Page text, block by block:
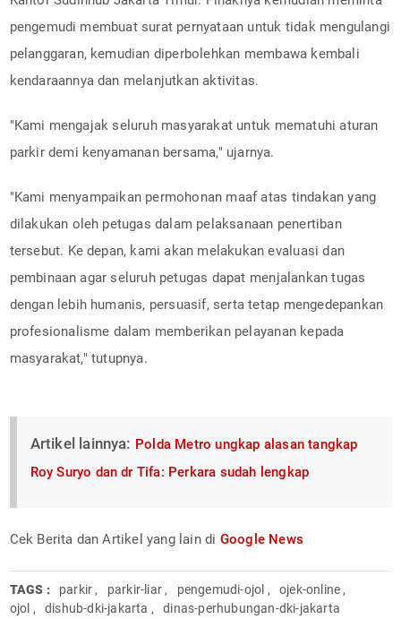
pengemudi membuat surat pernyataan untuk tidak mengulangi
pelanggaran, kemudian diperbolehkan membawa kembali
kendaraannya dan melanjutkan aktivitas.
"Kami mengajak seluruh masyarakat untuk mematuhi aturan
parkir demi kenyamanan bersama," ujarnya.
"Kami menyampaikan permohonan maaf atas tindakan yang
dilakukan oleh petugas dalam pelaksanaan penertiban
tersebut. Ke depan, kami akan melakukan evaluasi dan
pembinaan agar seluruh petugas dapat menjalankan tugas
dengan lebih humanis, persuasif, serta tetap mengedepankan
profesionalisme dalam memberikan pelayanan kepada
masyarakat," tutupnya.
Artikel lainnya: Polda Metro ungkap alasan tangkap
Roy Suryo dan dr Tifa: Perkara sudah lengkap
Cek Berita dan Artikel yang lain di Google News
TAGS : parkir , parkir-liar, pengemudi-ojol , ojek-online ,
ojol , dishub-dki-jakarta , dinas-perhubungan-dki-jakarta